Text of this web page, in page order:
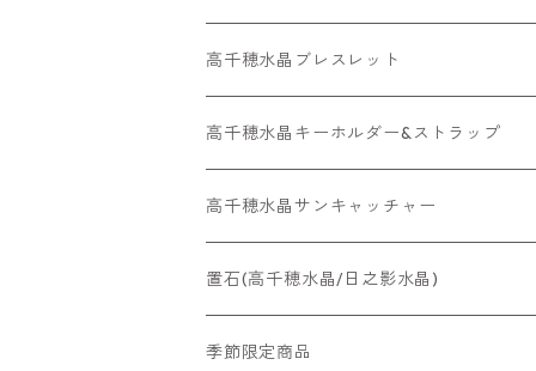
高千穂水晶レアストーン
金属アレルギー対応ネックレス
高千穂水晶イヤリング
金属アレルギー対応ピアス・ イヤリング
高千穂水晶ブレスレット
高千穂水晶キーホルダー&ストラップ
高千穂水晶サンキャッチャー
置石(高千穂水晶/日之影水晶)
季節限定商品